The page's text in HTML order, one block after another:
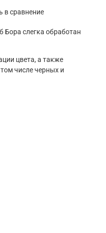
в сравнение
Бора слегка обработан
цвета, а также
числе черных и